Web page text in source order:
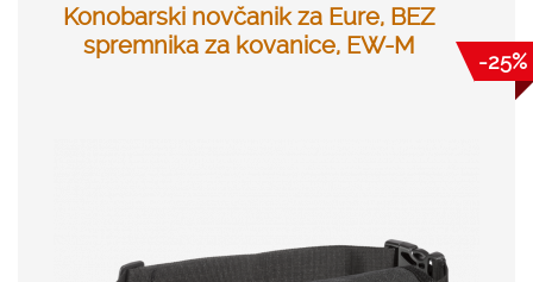
Konobarski novčanik za Eure, BEZ
spremnika za kovanice, EW-M
-25%